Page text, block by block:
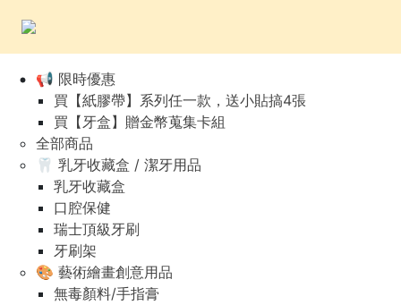
📢 限時優惠
買【紙膠帶】系列任一款，送小貼搞4張
買【牙盒】贈金幣蒐集卡組
全部商品
🦷 乳牙收藏盒 / 潔牙用品
乳牙收藏盒
口腔保健
瑞士頂級牙刷
牙刷架
🎨 藝術繪畫創意用品
無毒顏料/手指膏